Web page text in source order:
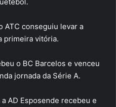
ATC conseguiu levar a
primeira vitória.
o BC Barcelos e venceu
jornada da Série A.
AD Esposende recebeu e